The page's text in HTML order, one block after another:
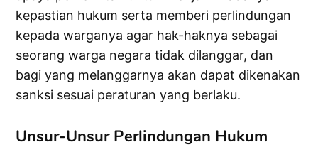
kepastian hukum serta memberi perlindungan
kepada warganya agar hak-haknya sebagai
seorang warga negara tidak dilanggar, dan
bagi yang melanggarnya akan dapat dikenakan
sanksi sesuai peraturan yang berlaku.
Unsur-Unsur Perlindungan Hukum